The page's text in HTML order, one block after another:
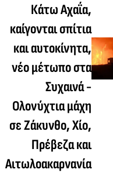
Κάτω Αχαΐα,
καίγονται σπίτια
και αυτοκίνητα,
νέο μέτωπο στα
Συχαινά -
Ολονύχτια μάχη
σε Ζάκυνθο, Χίο,
Πρέβεζα και
Αιτωλοακαρνανία